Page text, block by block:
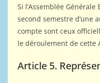
Si l’Assemblée
second semestre d’une
compte sont ceux
le déroulement de cette
Article 5.